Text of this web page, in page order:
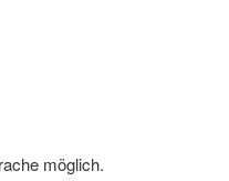
möglich.